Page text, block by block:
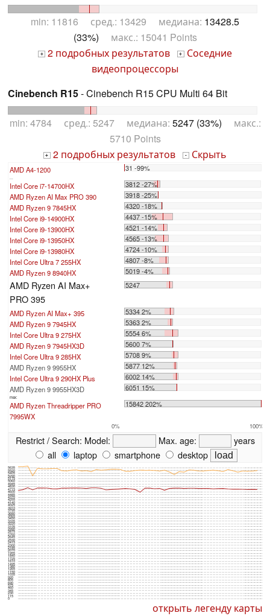
min: 11816 сред.: 13429 медиана: 13428.5
(33%) макс.: 15041 Points
+ 2 подробных результатов + Соседние
видеопроцессоры
Cinebench R15- Cinebench R15 CPU Multi 64 Bit
min: 4784 сред.: 5247 медиана: 5247 (33%) макс.:
5710 Points
+ 2 подробных результатов - Скрыть
AMD A4-1200 31 -99%
...
Intel Core i7-14700HX
3812 -27%
AMD Ryzen AI Max PRO 390
3918 -25%
AMD Ryzen 9 7845HX
4320 -18%
Intel Core i9-14900HX
4437 -15%
Intel Core i9-13900HX
4521 -14%
Intel Core i9-13950HX
4565 -13%
Intel Core i9-13980HX
4724 -10%
Intel Core Ultra 7 255HX
4807 -8%
AMD Ryzen 9 8940HX
5019 -4%
AMD Ryzen AI Max+
PRO 395
5247
AMD Ryzen AI Max+ 395
5334 2%
AMD Ryzen 9 7945HX
5363 2%
Intel Core Ultra 9 275HX
5554 6%
AMD Ryzen 9 7945HX3D
5600 7%
Intel Core Ultra 9 285HX
5708 9%
AMD Ryzen 9 9955HX
5877 12%
Intel Core Ultra 9 290HX Plus
6002 14%
AMD Ryzen 9 9955HX3D
6051 15%
max:
AMD Ryzen Threadripper PRO
7995WX
15842 202%
0% 100%
Restrict / Search: Model: Max. age:
years
all
laptop smartphone desktop
0
115
230
345
460
575
690
805
920
1035
1150
1265
1380
1495
1610
1725
1840
1955
2070
2185
2300
2415
2530
2645
2760
2875
2990
3105
3220
3335
3450
3565
3680
3795
3910
4025
4140
4255
4370
4485
4600
4715
4830
4945
5060
5175
5290
5405
5520
5635
открыть легенду карты